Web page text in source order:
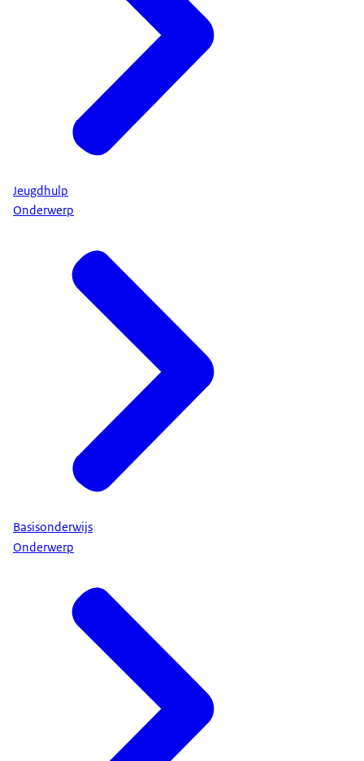
Jeugdhulp
Onderwerp
Basisonderwijs
Onderwerp